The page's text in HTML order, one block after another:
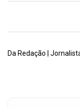
Da Redação |